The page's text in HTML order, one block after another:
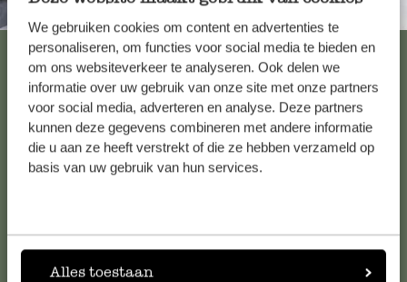
We gebruiken cookies om content en advertenties te
personaliseren, om functies voor social media te bieden en
om ons websiteverkeer te analyseren. Ook delen we
informatie over uw gebruik van onze site met onze partners
voor social media, adverteren en analyse. Deze partners
kunnen deze gegevens combineren met andere informatie
die u aan ze heeft verstrekt of die ze hebben verzameld op
basis van uw gebruik van hun services.
Alles toestaan
Immer in der Nähe
Alle 62 Geschäfte anzeigen
Kundenservice/Hilfe
Falls Sie Fragen haben oder Tipps und Hilfe brauchen, wenden
kundenservice@dille-kamille.at